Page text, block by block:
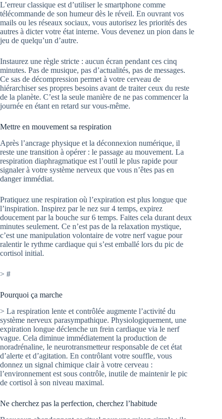
L’erreur classique est d’utiliser le smartphone comme
télécommande de son humeur dès le réveil. En ouvrant vos
mails ou les réseaux sociaux, vous autorisez les priorités des
autres à dicter votre état interne. Vous devenez un pion dans le
jeu de quelqu’un d’autre.
Instaurez une règle stricte : aucun écran pendant ces cinq
minutes. Pas de musique, pas d’actualités, pas de messages.
Ce sas de décompression permet à votre cerveau de
hiérarchiser ses propres besoins avant de traiter ceux du reste
de la planète. C’est la seule manière de ne pas commencer la
journée en étant en retard sur vous-même.
Mettre en mouvement sa respiration
Après l’ancrage physique et la déconnexion numérique, il
reste une transition à opérer : le passage au mouvement. La
respiration diaphragmatique est l’outil le plus rapide pour
signaler à votre système nerveux que vous n’êtes pas en
danger immédiat.
Pratiquez une respiration où l’expiration est plus longue que
l’inspiration. Inspirez par le nez sur 4 temps, expirez
doucement par la bouche sur 6 temps. Faites cela durant deux
minutes seulement. Ce n’est pas de la relaxation mystique,
c’est une manipulation volontaire de votre nerf vague pour
ralentir le rythme cardiaque qui s’est emballé lors du pic de
cortisol initial.
> #
Pourquoi ça marche
> La respiration lente et contrôlée augmente l’activité du
système nerveux parasympathique. Physiologiquement, une
expiration longue déclenche un frein cardiaque via le nerf
vague. Cela diminue immédiatement la production de
noradrénaline, le neurotransmetteur responsable de cet état
d’alerte et d’agitation. En contrôlant votre souffle, vous
donnez un signal chimique clair à votre cerveau :
l’environnement est sous contrôle, inutile de maintenir le pic
de cortisol à son niveau maximal.
Ne cherchez pas la perfection, cherchez l’habitude